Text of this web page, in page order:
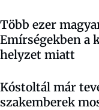
Több ezer
Emírségekben a
helyzet miatt
Kóstoltál már
szakemberek